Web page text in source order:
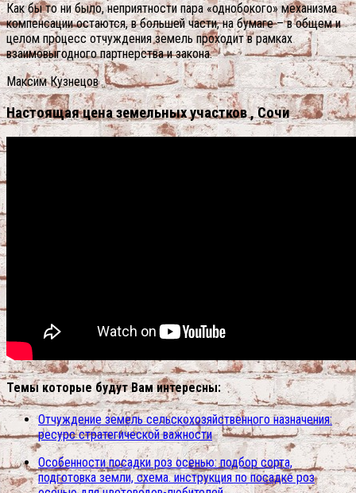
Как бы то ни было, неприятности пара «однобокого» механизма
компенсации остаются, в большей части, на бумаге – в общем и
целом процесс отчуждения земель проходит в рамках
взаимовыгодного партнерства и закона.
Максим Кузнецов
Настоящая цена земельных участков , Сочи
Темы которые будут Вам интересны:
Отчуждение земель сельскохозяйственного назначения:
ресурс стратегической важности
Особенности посадки роз осенью: подбор сорта,
подготовка земли, схема. инструкция по посадке роз